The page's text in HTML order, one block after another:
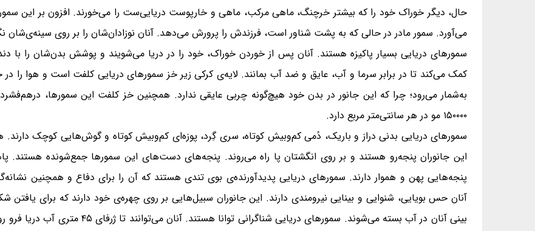
حال، دیگر خوراک خود را که بیشتر خرچنگ، ماهی مرکب، ماهی و خارپوست دریایی‌ست را می‌خورند. افزون بر این
می‌آورد. سمور مادر در حالی که به پشت شناور است، فرزندش را پرورش می‌دهد. آنان نوزادان‌شان را بر روی سینه‌ی‌شان
سمورهای دریایی بسیار پاکیزه هستند. آنان پس از خوردن خوراک، خود را در دریا می‌شویند و پوشش بدن‌شان را با
کمک می‌کند تا در برابر سرما و آب، عایق و ضد آب بمانند. لایه‌ی کرکی زیر خز سمورهای دریایی کلفت است و هوا را در
به‌شمار می‌رود؛ چرا که این جانور در بدن خود هیچ‌گونه چربی عایقی ندارد. همچنین خز کلفت این سمورها،
۱۵۰۰۰۰ مو در هر سانتی‌متر مربع دارد.
این جانوران پنجه‌رو هستند و بر روی انگشتان پا راه می‌روند. پنجه‌های دست‌های این سمورها جمع‌شونده هستند.
پنجه‌هایی پهن و هموار دارند. سمورهای دریایی پدیدآورنده‌ی بوی تندی هستند که آن را برای دفاع و همچنین
آنان حس بویایی، شنوایی و بینایی نیرومندی دارند. این جانوران سبیل‌هایی بر روی چهره‌ی خود دارند که برای